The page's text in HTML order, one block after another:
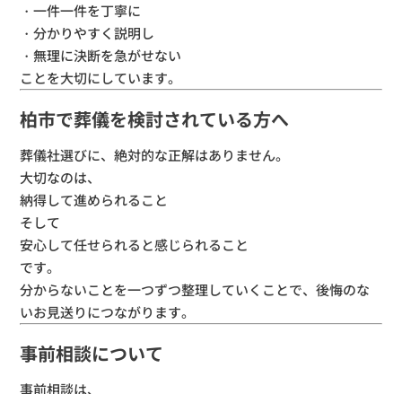
・一件一件を丁寧に
・分かりやすく説明し
・無理に決断を急がせない
ことを大切にしています。
柏市で葬儀を検討されている方へ
葬儀社選びに、絶対的な正解はありません。
大切なのは、
納得して進められること
そして
安心して任せられると感じられること
です。
分からないことを一つずつ整理していくことで、後悔のな
いお見送りにつながります。
事前相談について
事前相談は、